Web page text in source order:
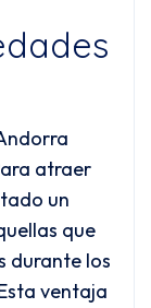
atraer
un
que
durante los
ventaja